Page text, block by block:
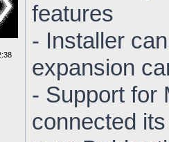
features
- Installer
expansion
- Support for
connected